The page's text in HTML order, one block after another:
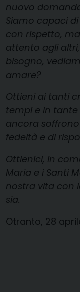
nuovo
Siamo capaci
con rispetto,
attento agli
bisogno,
amare?
Ottieni ai tanti
tempi e in
ancora
fedeltà e di
Ottienici, in
Maria e i Santi
nostra vita con
sia.
Otranto, 28